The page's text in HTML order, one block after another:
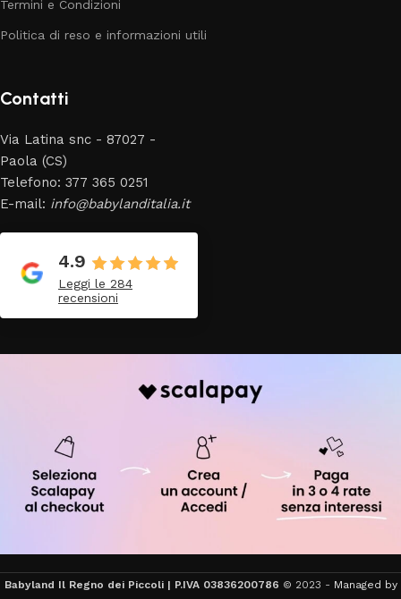
Termini e Condizioni
Politica di reso e informazioni utili
Contatti
Via Latina snc - 87027 -
Paola (CS)
Telefono: 377 365 0251
E-mail: info@babylanditalia.it
4.9
Leggi le 284
recensioni
Babyland Il Regno dei Piccoli | P.IVA 03836200786 © 2023 - Managed by